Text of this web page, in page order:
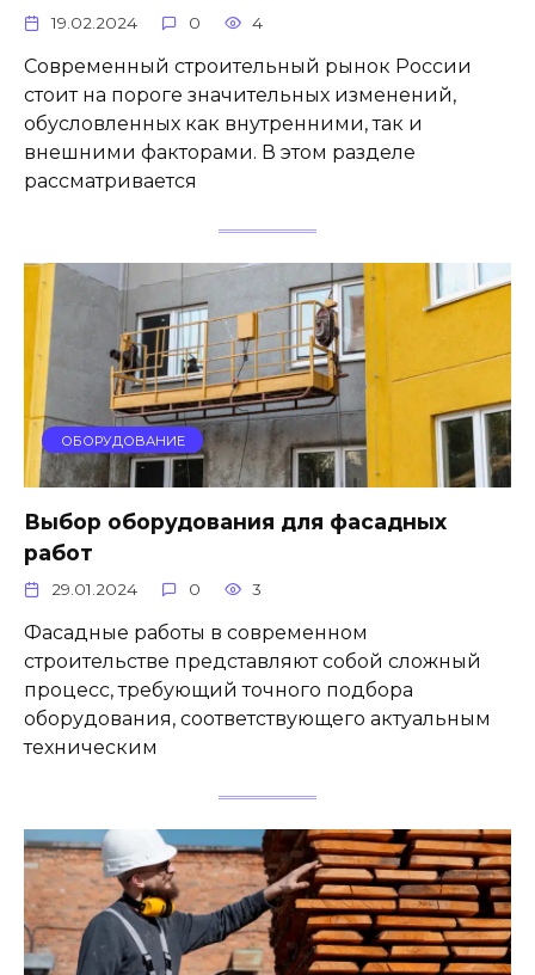
19.02.2024 0 4
Современный строительный рынок России
стоит на пороге значительных изменений,
обусловленных как внутренними, так и
внешними факторами. В этом разделе
рассматривается
ОБОРУДОВАНИЕ
Выбор оборудования для фасадных
работ
29.01.2024 0 3
Фасадные работы в современном
строительстве представляют собой сложный
процесс, требующий точного подбора
оборудования, соответствующего актуальным
техническим